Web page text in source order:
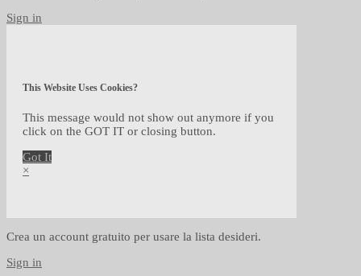
Sign in
This Website Uses Cookies?
This message would not show out anymore if you
click on the GOT IT or closing button.
Got It
×
Crea un account gratuito per usare la lista desideri.
Sign in